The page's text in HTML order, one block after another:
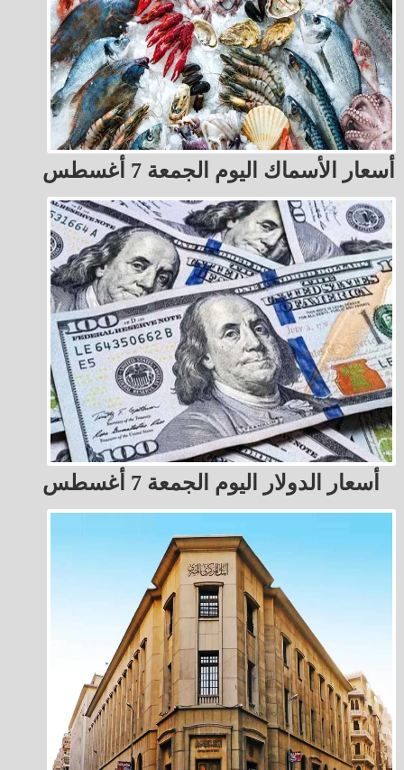
أسعار الأسماك اليوم الجمعة 7 أغسطس
أسعار الدولار اليوم الجمعة 7 أغسطس